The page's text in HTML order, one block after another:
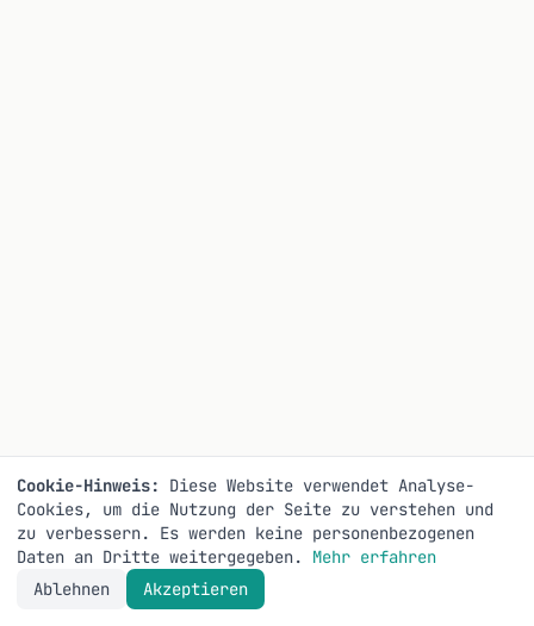
Cookie-Hinweis:
Diese Website verwendet Analyse-
Cookies, um die Nutzung der Seite zu verstehen und
zu verbessern. Es werden keine personenbezogenen
Daten an Dritte weitergegeben. Mehr erfahren
Ablehnen
Akzeptieren